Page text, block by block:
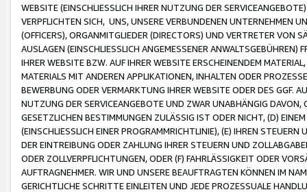
WEBSITE (EINSCHLIESSLICH IHRER NUTZUNG DER
VERPFLICHTEN SICH, UNS, UNSERE VERBUNDENEN UNTERNEHMEN
(OFFICERS), ORGANMITGLIEDER (DIRECTORS) UND VERTRETER VON
AUSLAGEN (EINSCHLIESSLICH ANGEMESSENER
IHRER WEBSITE BZW. AUF IHRER WEBSITE ERSCHEINENDEM
MATERIALS MIT ANDEREN APPLIKATIONEN, INHALTEN ODER
BEWERBUNG ODER VERMARKTUNG IHRER WEBSITE ODER DES GGF.
NUTZUNG DER SERVICEANGEBOTE UND ZWAR UNABHÄNGIG
GESETZLICHEN BESTIMMUNGEN ZULÄSSIG IST ODER NICHT, (D)
(EINSCHLIESSLICH EINER PROGRAMMRICHTLINIE), (E) IHREN
DER EINTREIBUNG ODER ZAHLUNG IHRER STEUERN UND
ODER ZOLLVERPFLICHTUNGEN, ODER (F) FAHRLÄSSIGKEIT ODER
AUFTRAGNEHMER. WIR UND UNSERE BEAUFTRAGTEN KÖNNEN IM
GERICHTLICHE SCHRITTE EINLEITEN UND JEDE PROZESSUALE